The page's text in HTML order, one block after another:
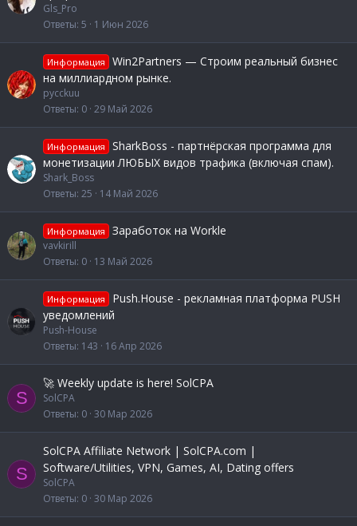
Gls_Pro
Ответы 5 1 Июн 2026
Информация
Win2Partners — Строим реальный бизнес
на миллиардном рынке.
pycckuu
Ответы 0 29 Май 2026
Информация
SharkBoss - партнёрская программа для
монетизации ЛЮБЫХ видов трафика (включая спам).
Shark_Boss
Ответы 25 14 Май 2026
Информация Заработок на Workle
vavkirill
Ответы 0 13 Май 2026
Информация
Push.House - рекламная платформа PUSH
уведомлений
Push-House
Ответы 143 16 Апр 2026
S
🚀 Weekly update is here! SolCPA
SolCPA
Ответы 0 30 Мар 2026
S
SolCPA Affiliate Network | SolCPA.com |
Software/Utilities, VPN, Games, AI, Dating offers
SolCPA
Ответы 0 30 Мар 2026